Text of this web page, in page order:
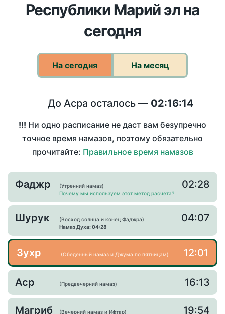
Республики Марий эл на
сегодня
На сегодня На месяц
До Асра осталось — 02:16:14
!!! Ни одно расписание не даст вам безупречно
точное время намазов, поэтому обязательно
прочитайте: Правильное время намазов
Фаджр
(Утренний намаз)
Почему мы используем этот метод расчета?
02:28
Шурук
(Восход солнца и конец Фаджра)
Намаз Духа: 04:28
04:07
Зухр (Обеденный намаз и Джума по пятницам) 12:01
Аср (Предвечерний намаз) 16:13
Магриб
(Вечерний намаз и Ифтар)
19:54